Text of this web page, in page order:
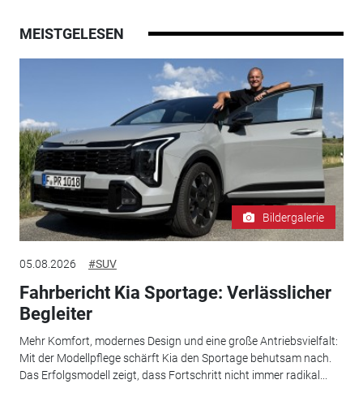
MEISTGELESEN
Bildergalerie
05.08.2026 #SUV
Fahrbericht Kia Sportage: Verlässlicher
Begleiter
Mehr Komfort, modernes Design und eine große Antriebsvielfalt:
Mit der Modellpflege schärft Kia den Sportage behutsam nach.
Das Erfolgsmodell zeigt, dass Fortschritt nicht immer radikal...